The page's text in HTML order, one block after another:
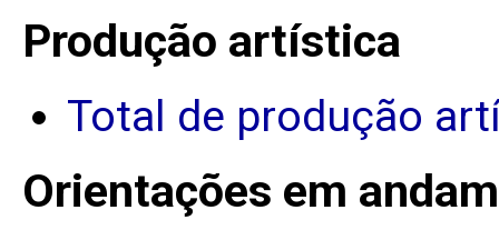
Produção artística
Total de produção
Orientações em